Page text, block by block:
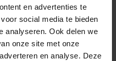
en advertenties te
social media te bieden
analyseren. Ook delen we
onze site met onze
en analyse. Deze
en zorgt voor een
doorstroming.
bypass: